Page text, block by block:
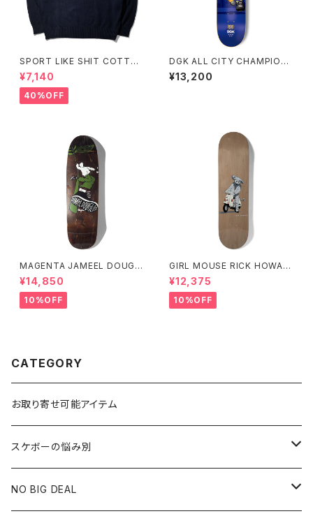
SPORT LIKE SHIT COTTO
N CREWNECK SWEATER
¥7,140
40%OFF
DGK ALL CITY CHAMPION
S BOO JOHNSON 8.25イン
チ ディージーケー オール シティ
¥13,200
MAGENTA JAMEEL DOUGL
AS M STREET BOARD 1992
RETRO SHAPE 8.7インチ
¥14,850
10%OFF
GIRL MOUSE RICK HOWAR
D 7.5インチ
¥12,375
10%OFF
CATEGORY
お取り寄せ可能アイテム
スケボーの悩み別
膝や腰が痛い
NO BIG DEAL